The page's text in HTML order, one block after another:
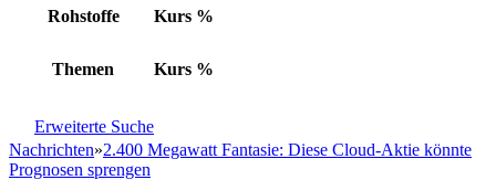
Rohstoffe Kurs %
Themen Kurs %
Erweiterte Suche
Nachrichten»2.400 Megawatt Fantasie: Diese Cloud-Aktie könnte
Prognosen sprengen